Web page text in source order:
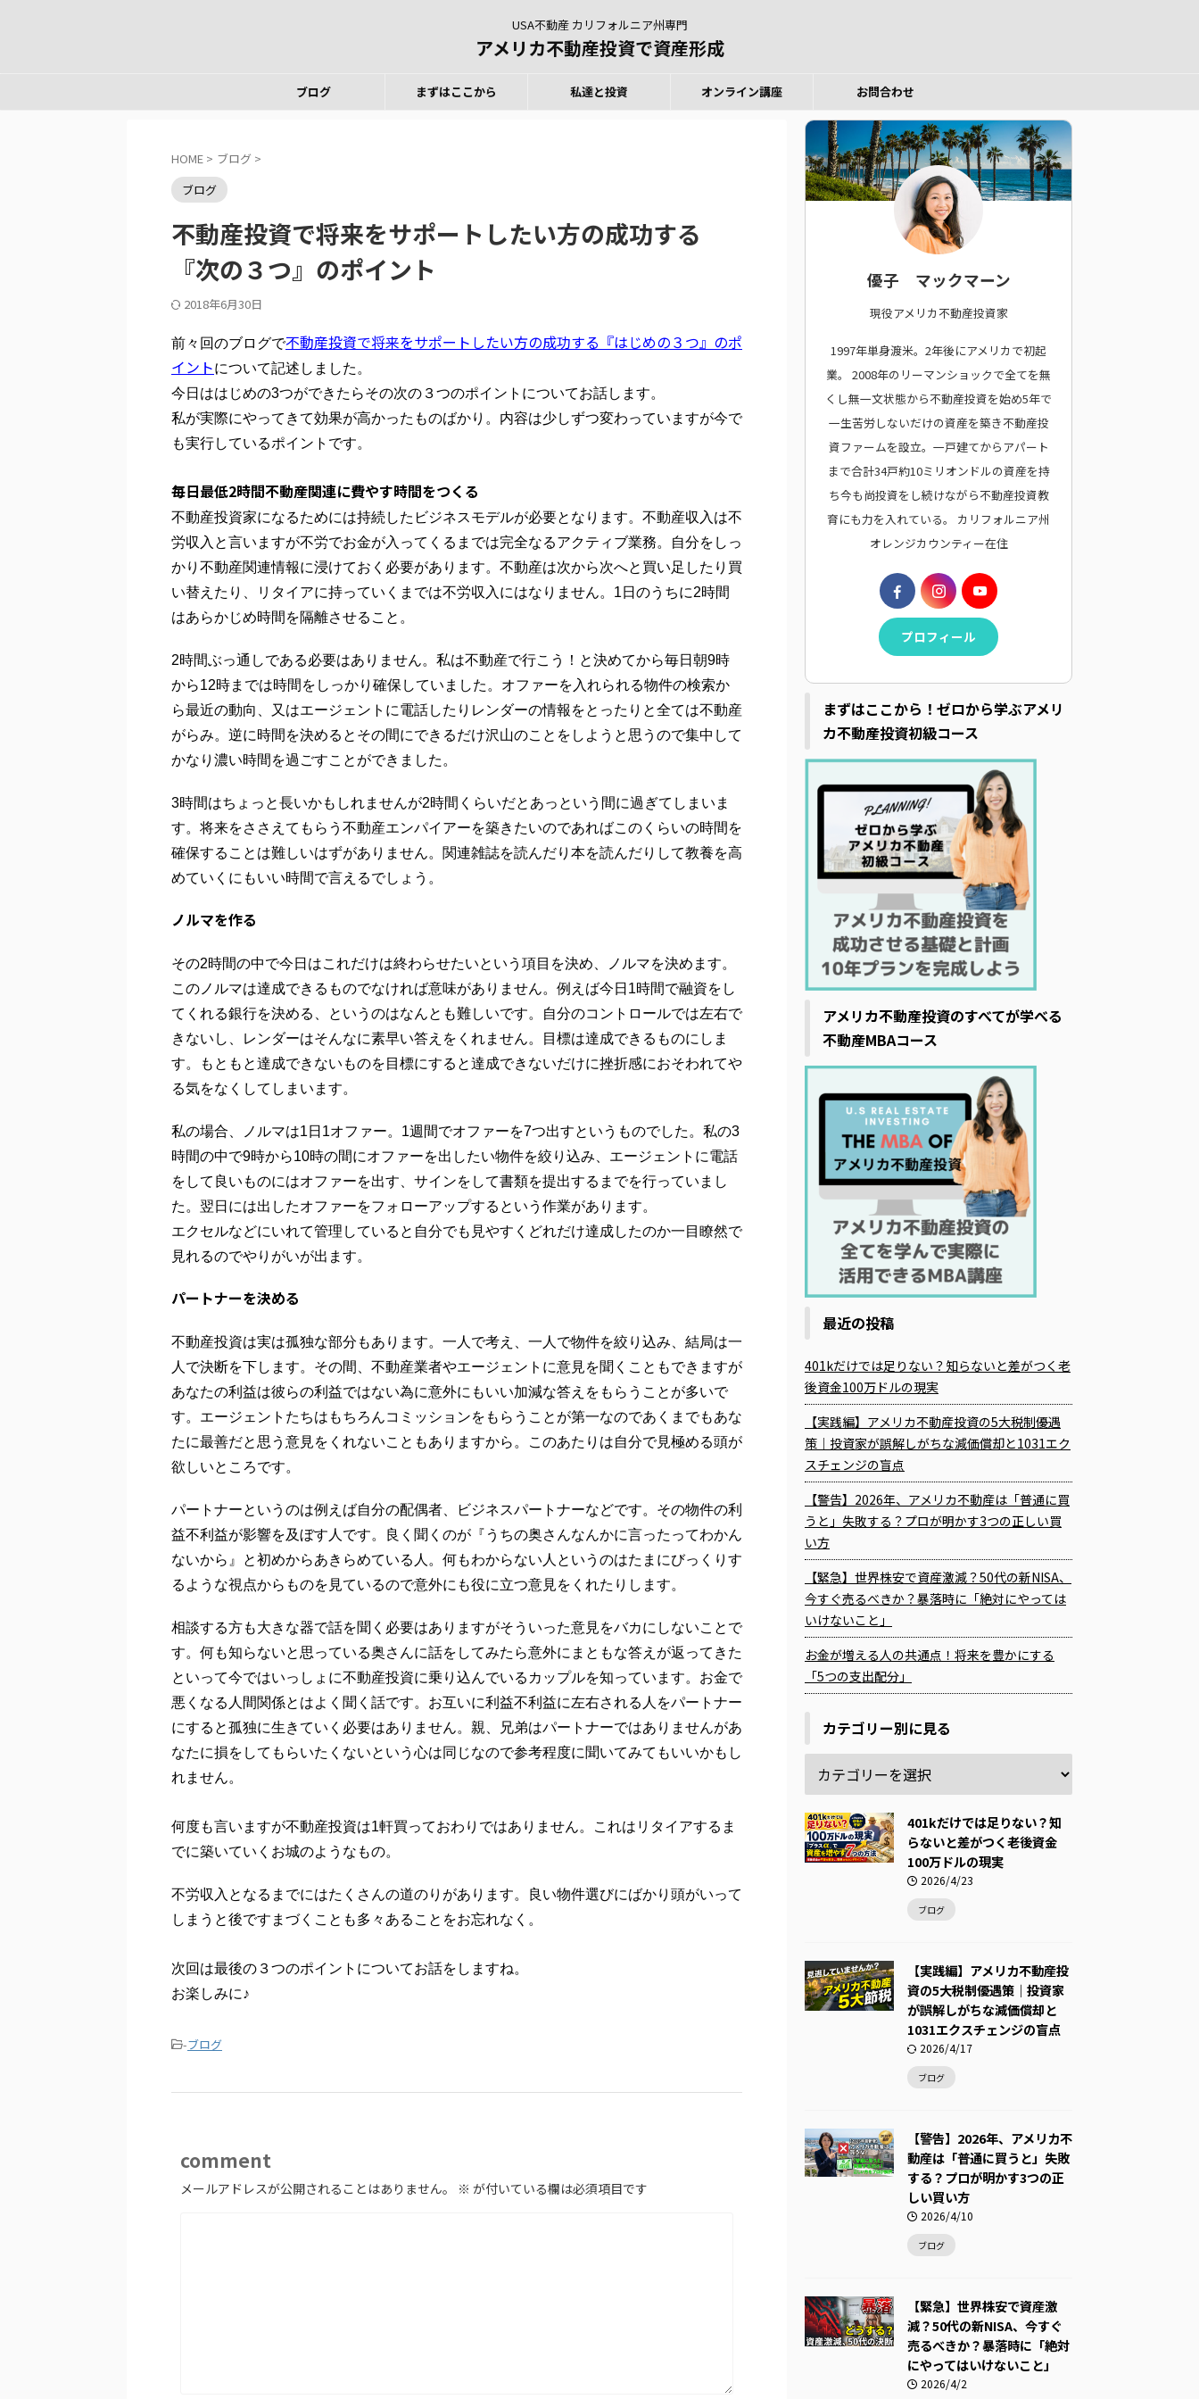
USA不動産 カリフォルニア州専門
アメリカ不動産投資で資産形成
ブログ まずはここから 私達と投資 オンライン講座 お問合わせ
HOME > ブログ >
ブログ
不動産投資で将来をサポートしたい方の成功する
『次の３つ』のポイント
2018年6月30日
前々回のブログで不動産投資で将来をサポートしたい方の成功する『はじめの３つ』のポ
イントについて記述しました。
今日ははじめの3つができたらその次の３つのポイントについてお話します。
私が実際にやってきて効果が高かったものばかり。内容は少しずつ変わっていますが今で
も実行しているポイントです。
毎日最低2時間不動産関連に費やす時間をつくる
不動産投資家になるためには持続したビジネスモデルが必要となります。不動産収入は不
労収入と言いますが不労でお金が入ってくるまでは完全なるアクティブ業務。自分をしっ
かり不動産関連情報に浸けておく必要があります。不動産は次から次へと買い足したり買
い替えたり、リタイアに持っていくまでは不労収入にはなりません。1日のうちに2時間
はあらかじめ時間を隔離させること。
2時間ぶっ通しである必要はありません。私は不動産で行こう！と決めてから毎日朝9時
から12時までは時間をしっかり確保していました。オファーを入れられる物件の検索か
ら最近の動向、又はエージェントに電話したりレンダーの情報をとったりと全ては不動産
がらみ。逆に時間を決めるとその間にできるだけ沢山のことをしようと思うので集中して
かなり濃い時間を過ごすことができました。
3時間はちょっと長いかもしれませんが2時間くらいだとあっという間に過ぎてしまいま
す。将来をささえてもらう不動産エンパイアーを築きたいのであればこのくらいの時間を
確保することは難しいはずがありません。関連雑誌を読んだり本を読んだりして教養を高
めていくにもいい時間で言えるでしょう。
ノルマを作る
その2時間の中で今日はこれだけは終わらせたいという項目を決め、ノルマを決めます。
このノルマは達成できるものでなければ意味がありません。例えば今日1時間で融資をし
てくれる銀行を決める、というのはなんとも難しいです。自分のコントロールでは左右で
きないし、レンダーはそんなに素早い答えをくれません。目標は達成できるものにしま
す。もともと達成できないものを目標にすると達成できないだけに挫折感におそわれてや
る気をなくしてしまいます。
私の場合、ノルマは1日1オファー。1週間でオファーを7つ出すというものでした。私の3
時間の中で9時から10時の間にオファーを出したい物件を絞り込み、エージェントに電話
をして良いものにはオファーを出す、サインをして書類を提出するまでを行っていまし
た。翌日には出したオファーをフォローアップするという作業があります。
エクセルなどにいれて管理していると自分でも見やすくどれだけ達成したのか一目瞭然で
見れるのでやりがいが出ます。
パートナーを決める
不動産投資は実は孤独な部分もあります。一人で考え、一人で物件を絞り込み、結局は一
人で決断を下します。その間、不動産業者やエージェントに意見を聞くこともできますが
あなたの利益は彼らの利益ではない為に意外にもいい加減な答えをもらうことが多いで
す。エージェントたちはもちろんコミッションをもらうことが第一なのであくまでもあな
たに最善だと思う意見をくれないこともありますから。このあたりは自分で見極める頭が
欲しいところです。
パートナーというのは例えば自分の配偶者、ビジネスパートナーなどです。その物件の利
益不利益が影響を及ぼす人です。良く聞くのが『うちの奥さんなんかに言ったってわかん
ないから』と初めからあきらめている人。何もわからない人というのはたまにびっくりす
るような視点からものを見ているので意外にも役に立つ意見をくれたりします。
相談する方も大きな器で話を聞く必要はありますがそういった意見をバカにしないことで
す。何も知らないと思っている奥さんに話をしてみたら意外にまともな答えが返ってきた
といって今ではいっしょに不動産投資に乗り込んでいるカップルを知っています。お金で
悪くなる人間関係とはよく聞く話です。お互いに利益不利益に左右される人をパートナー
にすると孤独に生きていく必要はありません。親、兄弟はパートナーではありませんがあ
なたに損をしてもらいたくないという心は同じなので参考程度に聞いてみてもいいかもし
れません。
何度も言いますが不動産投資は1軒買っておわりではありません。これはリタイアするま
でに築いていくお城のようなもの。
不労収入となるまでにはたくさんの道のりがあります。良い物件選びにばかり頭がいって
しまうと後ですまづくことも多々あることをお忘れなく。
次回は最後の３つのポイントについてお話をしますね。
お楽しみに♪
-ブログ
comment
メールアドレスが公開されることはありません。 ※ が付いている欄は必須項目です
優子 マックマーン
現役アメリカ不動産投資家
1997年単身渡米。2年後にアメリカで初起
業。
2008年のリーマンショックで全てを無
くし無一文状態から不動産投資を始め5年で
一生苦労しないだけの資産を築き不動産投
資ファームを設立。一戸建てからアパート
まで合計34戸約10ミリオンドルの資産を持
ち今も尚投資をし続けながら不動産投資教
育にも力を入れている。 カリフォルニア州
オレンジカウンティー在住
プロフィール
まずはここから！ゼロから学ぶアメリ
カ不動産投資初級コース
アメリカ不動産投資のすべてが学べる
不動産MBAコース
最近の投稿
401kだけでは足りない？知らないと差がつく老
後資金100万ドルの現実
【実践編】アメリカ不動産投資の5大税制優遇
策｜投資家が誤解しがちな減価償却と1031エク
スチェンジの盲点
【警告】2026年、アメリカ不動産は「普通に買
うと」失敗する？プロが明かす3つの正しい買
い方
【緊急】世界株安で資産激減？50代の新NISA、
今すぐ売るべきか？暴落時に「絶対にやっては
いけないこと」
お金が増える人の共通点！将来を豊かにする
「5つの支出配分」
カテゴリー別に見る
401kだけでは足りない？知
らないと差がつく老後資金
100万ドルの現実
2026/4/23
ブログ
【実践編】アメリカ不動産投
資の5大税制優遇策｜投資家
が誤解しがちな減価償却と
1031エクスチェンジの盲点
2026/4/17
ブログ
【警告】2026年、アメリカ不
動産は「普通に買うと」失敗
する？プロが明かす3つの正
しい買い方
2026/4/10
ブログ
【緊急】世界株安で資産激
減？50代の新NISA、今すぐ
売るべきか？暴落時に「絶対
にやってはいけないこと」
2026/4/2